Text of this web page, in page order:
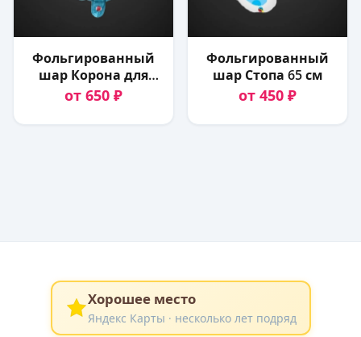
Фольгированный
шар Корона для
принца 86 см
от 650 ₽
Фольгированный
шар Стопа 65 см
от 450 ₽
Хорошее место
Яндекс Карты · несколько лет подряд